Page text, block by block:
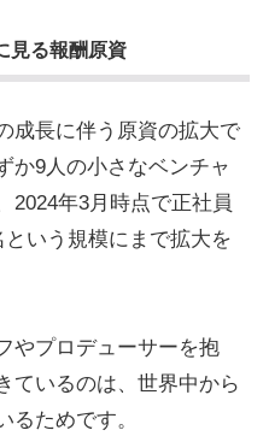
見る報酬原資
成長に伴う原資の拡大で
か9人の小さなベンチャ
2024年3月時点で正社員
いう規模にまで拡大を
やプロデューサーを抱
ているのは、世界中から
るためです。